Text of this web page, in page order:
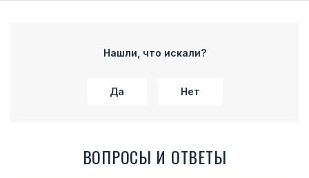
Нашли, что искали?
Да Нет
ВОПРОСЫ И ОТВЕТЫ